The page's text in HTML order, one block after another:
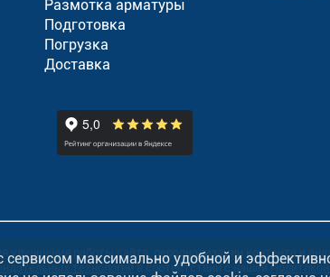
Размотка арматуры
Подготовка
Погрузка
Доставка
улучшения работы сайта, персонализации контента и
технологийв соответствии с нашей
сервисом максимально удобной и